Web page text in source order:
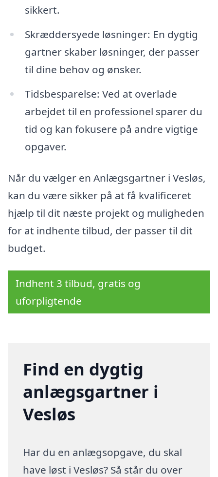
sikkert.
Skræddersyede løsninger: En dygtig
gartner skaber løsninger, der passer
til dine behov og ønsker.
Tidsbesparelse: Ved at overlade
arbejdet til en professionel sparer du
tid og kan fokusere på andre vigtige
opgaver.
Når du vælger en Anlægsgartner i Vesløs,
kan du være sikker på at få kvalificeret
hjælp til dit næste projekt og muligheden
for at indhente tilbud, der passer til dit
budget.
Indhent 3 tilbud, gratis og
uforpligtende
Find en dygtig
anlægsgartner i
Vesløs
Har du en anlægsopgave, du skal
have løst i Vesløs? Så står du over